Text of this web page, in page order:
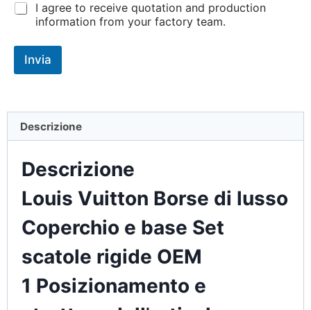
I agree to receive quotation and production
information from your factory team.
Invia
Descrizione
Descrizione
Louis Vuitton Borse di lusso
Coperchio e base Set
scatole rigide OEM
1 Posizionamento e